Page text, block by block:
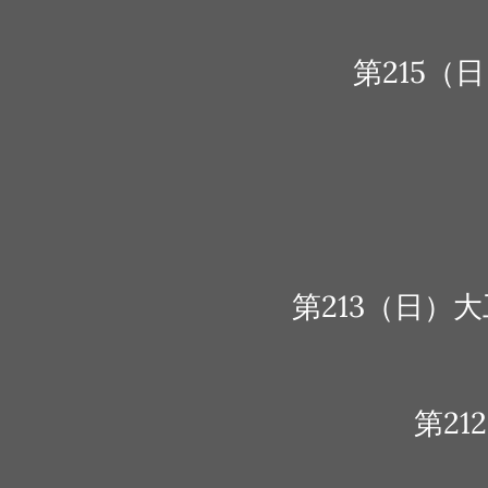
第215（
第213（日）
第